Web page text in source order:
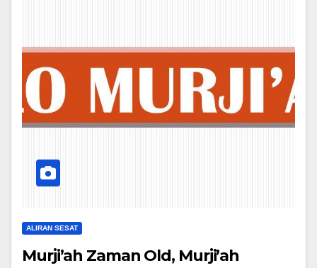
ALIRAN SESAT
Murji’ah Zaman Old, Murji’ah